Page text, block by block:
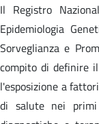
Il Registro
Epidemiologia
Sorveglianza e
compito di definire
l'esposizione a
di salute nei